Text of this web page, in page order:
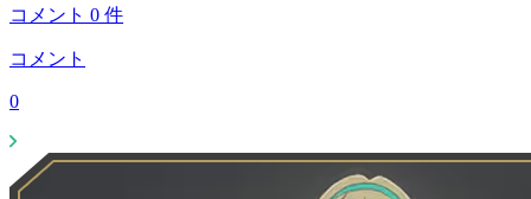
コメント 0 件
コメント
0